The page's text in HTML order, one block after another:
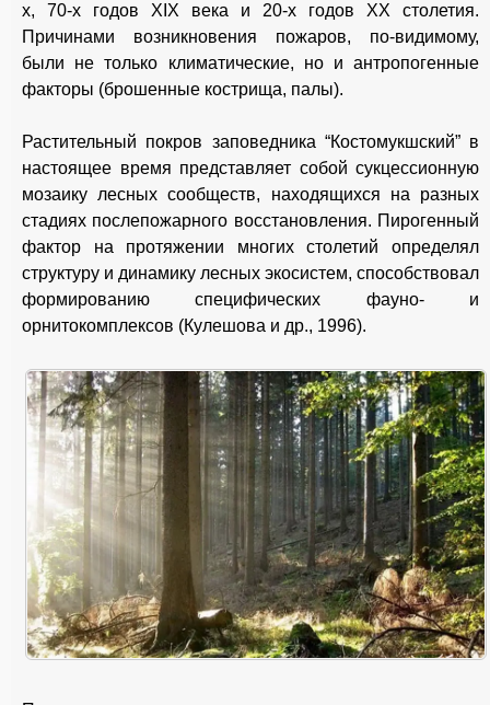
х, 70-х годов XIX века и 20-х годов XX столетия.
Причинами возникновения пожаров, по-видимому,
были не только климатические, но и антропогенные
факторы (брошенные кострища, палы).
Растительный покров заповедника “Костомукшский” в
настоящее время представляет собой сукцессионную
мозаику лесных сообществ, находящихся на разных
стадиях послепожарного восстановления. Пирогенный
фактор на протяжении многих столетий определял
структуру и динамику лесных экосистем, способствовал
формированию специфических фауно- и
орнитокомплексов (Кулешова и др., 1996).